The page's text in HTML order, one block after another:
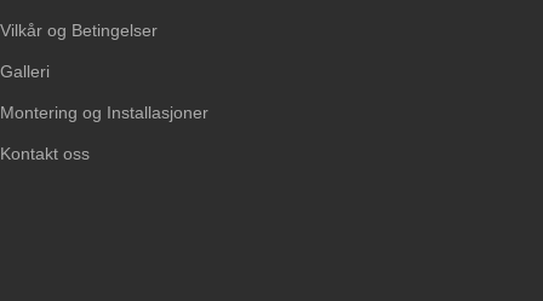
Vilkår og Betingelser
Galleri
Montering og Installasjoner
Kontakt oss